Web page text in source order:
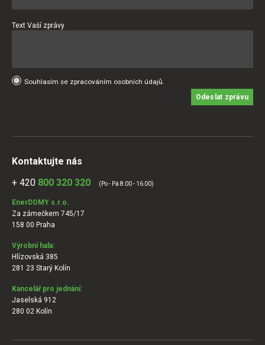
Text Vaší zprávy
Souhlasím se zpracováním osobních údajů.
Odeslat zprávu
Kontaktujte nás
+ 420 800 320 320 (Po - Pá 8:00 - 16:00)
EnerDOMY s.r.o.
Za zámečkem 745/17
158 00 Praha
Výrobní hala:
Hlízovská 385
281 23 Starý Kolín
Kancelář pro jednání:
Jaselská 912
280 02 Kolín